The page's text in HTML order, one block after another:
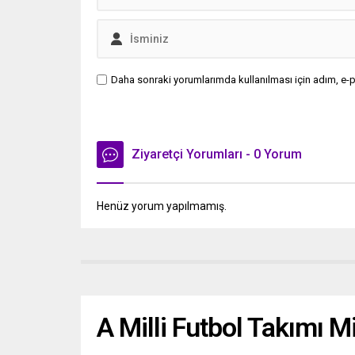
Daha sonraki yorumlarımda kullanılması için adım,
Ziyaretçi Yorumları - 0 Yorum
Henüz yorum yapılmamış.
A Milli Futbol Takımı